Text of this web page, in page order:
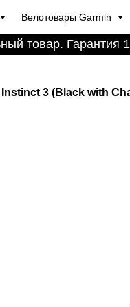
Велотовары Garmin
товар. Гарантия
3 (Black with